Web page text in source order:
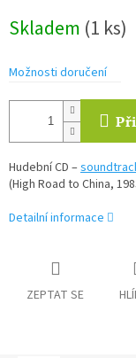
cena:
Skladem (1 ks)
Možnosti doručení
Hudební CD –
(High Road to China,
Detailní informace
ZEPTAT SE